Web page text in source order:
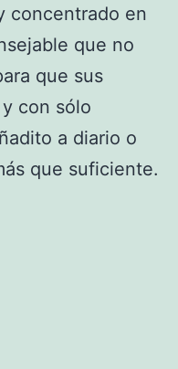
concentrado en
que no
que sus
con sólo
a diario o
que suficiente.